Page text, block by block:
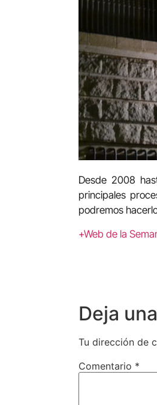
Desde 2008
principales
podremos
+Web de la
Deja
Tu dirección de
Comentario *